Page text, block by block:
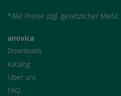
*Alle Preise zzgl. gesetzlicher MwSt.
anovica
Downloads
Katalog
Über uns
FAQ